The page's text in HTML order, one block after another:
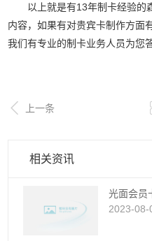
以上就是有13年制卡经验的
内容，如果有对贵宾卡制作方面
我们有专业的制卡业务人员为您
 上一条
相关资讯
2023-08-